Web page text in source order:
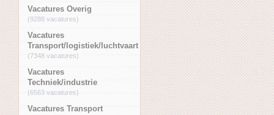
Vacatures Overig
(9288 vacatures)
Vacatures
Transport/logistiek/luchtvaart
(7348 vacatures)
Vacatures
Techniek/industrie
(6563 vacatures)
Vacatures Transport